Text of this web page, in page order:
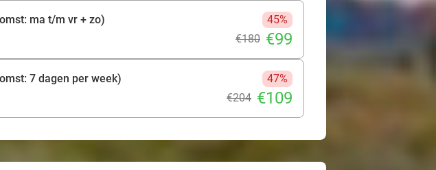
ma t/m vr + zo)
45%
€180 €99
7 dagen per week)
47%
€204 €109